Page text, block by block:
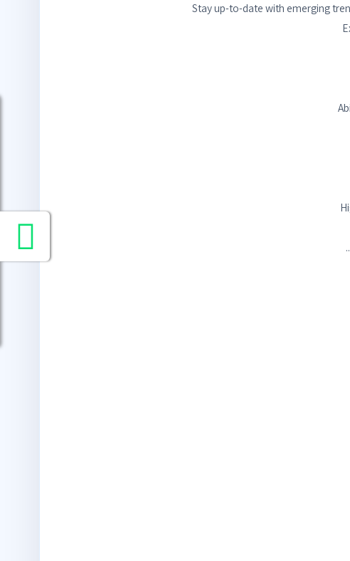
Stay up-to-date with emerging trends and technologies in software development Requirements
Ability to quickly integrate into a high-quality development team